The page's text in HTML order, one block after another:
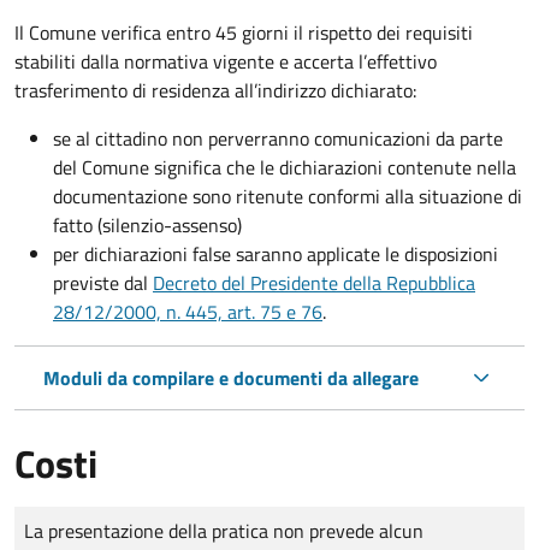
Il Comune verifica entro45 giorni il rispetto dei requisiti
stabiliti dalla normativa vigente e accerta l’effettivo
trasferimento di residenza all’indirizzo dichiarato:
se al cittadino non perverranno comunicazioni da parte
del Comune significa che le dichiarazioni contenute nella
documentazione sono ritenute conformi alla situazione di
fatto (silenzio-assenso)
per dichiarazioni false saranno applicate le disposizioni
previste dal Decreto del Presidente della Repubblica
28/12/2000, n. 445, art. 75 e 76.
Moduli da compilare e documenti da allegare
Costi
Tipo di pagamento
Importo
La presentazione della pratica non prevede alcun